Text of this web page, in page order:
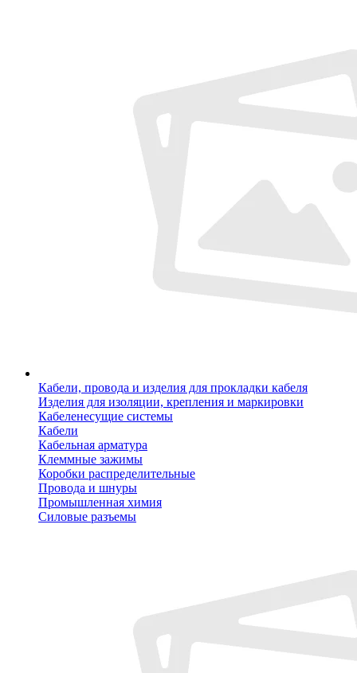
Кабели, провода и изделия для прокладки кабеля
Изделия для изоляции, крепления и маркировки
Кабеленесущие системы
Кабели
Кабельная арматура
Клеммные зажимы
Коробки распределительные
Провода и шнуры
Промышленная химия
Силовые разъемы